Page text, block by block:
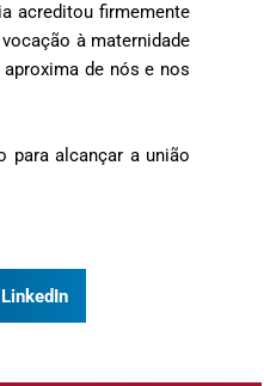
acreditou firmemente
à maternidade
de nós e nos
para alcançar a união
LinkedIn